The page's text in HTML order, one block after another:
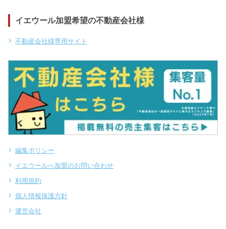
イエウール加盟希望の不動産会社様
不動産会社様専用サイト
編集ポリシー
イエウールへ加盟のお問い合わせ
利用規約
個人情報保護方針
運営会社